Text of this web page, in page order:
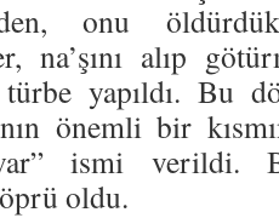
onu
na’şını alıp
yapıldı. Bu
önemli bir
ismi verildi.
oldu.